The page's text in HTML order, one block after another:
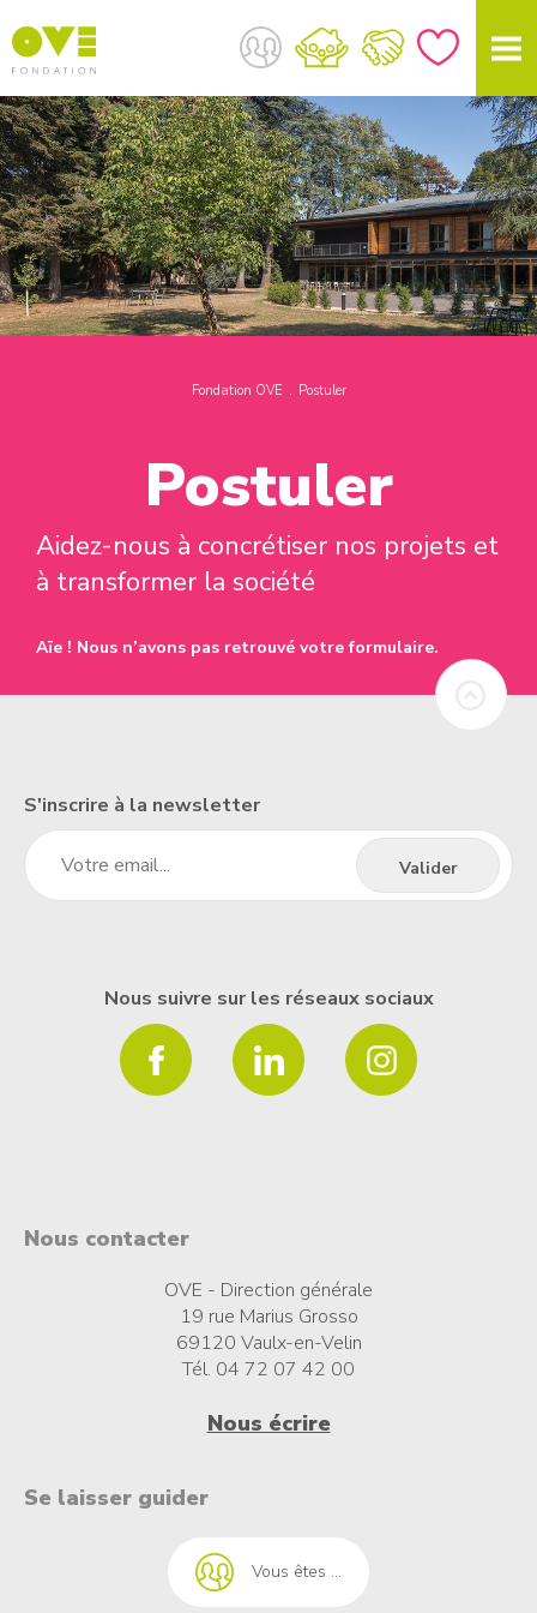
Fondation OVE Postuler
Postuler
Aidez-nous à concrétiser nos projets et
à transformer la société
Aïe ! Nous n’avons pas retrouvé votre formulaire.
S'inscrire à la newsletter
Nous suivre sur les réseaux sociaux
Nous contacter
OVE - Direction générale
19 rue Marius Grosso
69120 Vaulx-en-Velin
Tél. 04 72 07 42 00
Nous écrire
Se laisser guider
Vous êtes ...